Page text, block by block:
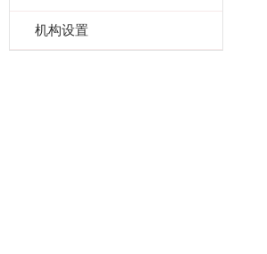
机构设置